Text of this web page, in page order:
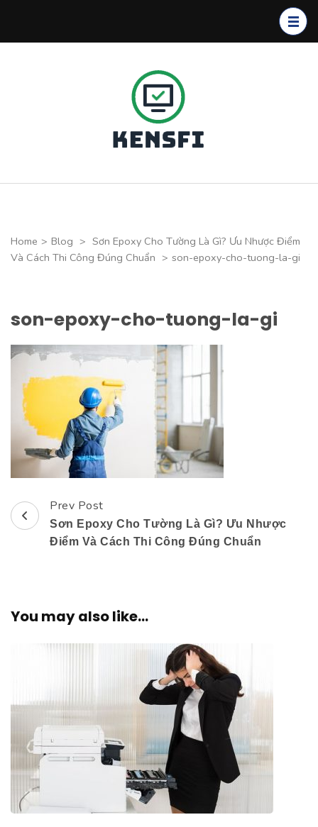
Home > Blog > Sơn Epoxy Cho Tường Là Gì? Ưu Nhược Điểm
Và Cách Thi Công Đúng Chuẩn > son-epoxy-cho-tuong-la-gi
son-epoxy-cho-tuong-la-gi
Post
Navigation
Prev Post
Sơn Epoxy Cho Tường Là Gì? Ưu Nhược
Điểm Và Cách Thi Công Đúng Chuẩn
You may also like...